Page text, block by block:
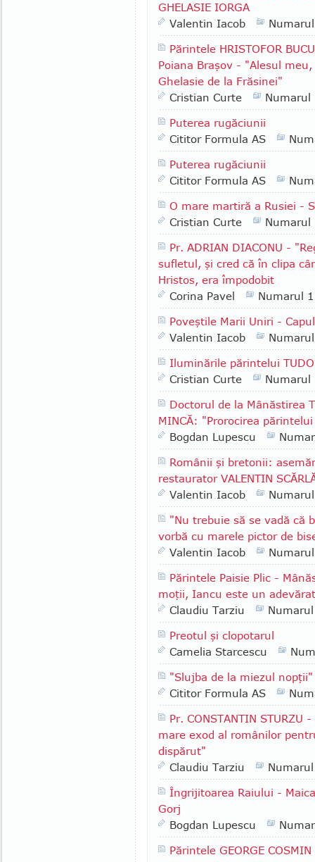
GHELASIE IORGA
Valentin Iacob
Părintele HRISTOFOR
Poiana Braşov - "Alesul
Ghelasie de la Frăsinei"
Cristian Curte
Numarul
Puterea rugăciunii
Cititor Formula AS
Puterea rugăciunii
Cititor Formula AS
O mare martiră a Rusiei -
Cristian Curte
Numarul
Pr. ADRIAN DIACONU -
sufletul, şi cred că în clipa
Hristos, era împodobit
Corina Pavel
Numarul
Poveştile Marii Uniri -
Valentin Iacob
Iluminările părintelui
Cristian Curte
Numarul
Doctorul de la Mânăstirea
MINCĂ: "Prorocirea
Bogdan Lupescu
Românii şi bretonii:
restaurator VALENTIN
Valentin Iacob
"Nu trebuie să se vadă că
vorbă cu marele pictor de
Valentin Iacob
Părintele Paisie Plic -
moţii, Iancu este un
Claudiu Tarziu
Preotul şi clopotarul
Camelia Starcescu
"Slujba de la miezul nopţii"
Cititor Formula AS
Pr. CONSTANTIN
mare exod al românilor
dispărut"
Claudiu Tarziu
Îngrijitoarea Raiului -
Gorj
Bogdan Lupescu
Părintele GEORGE